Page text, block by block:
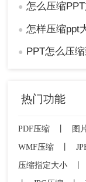
3、上传需要
4、根据需要
● 怎么压缩
● 怎样压缩ppt
● PPT怎么压缩
热门功能
PDF压缩 图
WMF压缩
压缩指定大小